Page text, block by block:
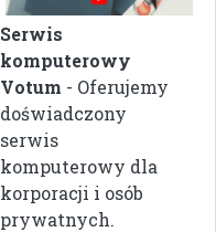
Serwis
komputerowy
Votum - Oferujemy
doświadczony
serwis
komputerowy dla
korporacji i osób
prywatnych.